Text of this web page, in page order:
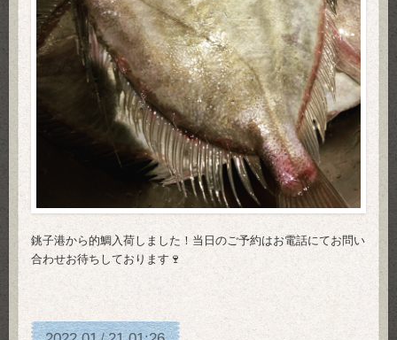
銚子港から的鯛入荷しました！当日のご予約はお電話にてお問い
合わせお待ちしております🍷